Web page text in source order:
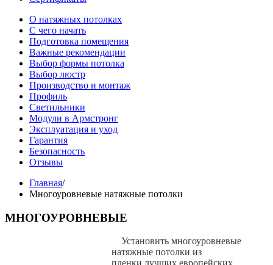
О натяжных потолках
С чего начать
Подготовка помещения
Важные рекомендации
Выбор формы потолка
Выбор люстр
Производство и монтаж
Профиль
Светильники
Модули в Армстронг
Эксплуатация и уход
Гарантия
Безопасность
Отзывы
Главная/
Многоуровневые натяжные потолки
МНОГОУРОВНЕВЫЕ
Установить многоуровневые
натяжные потолки из